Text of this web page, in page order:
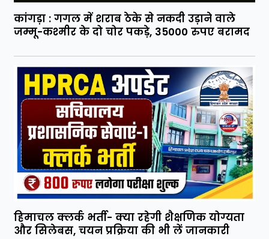
कांगड़ा : गगल में शराब ठेके से नकदी उड़ाने वाले
जम्मू-कश्मीर के दो चोर पकड़े, 35000 रुपए बरामद
हिमाचल क्लर्क भर्ती- क्या रहेगी शैक्षणिक योग्यता
और सिलेबस, चयन प्रक्रिया की भी लें जानकारी